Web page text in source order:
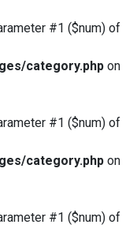
#1 ($num) of
category.php on
#1 ($num) of
category.php on
#1 ($num) of